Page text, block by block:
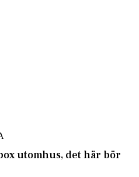
utomhus, det här bör